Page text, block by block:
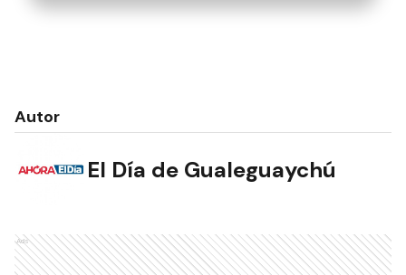
Autor
El Día de Gualeguaychú
Ads